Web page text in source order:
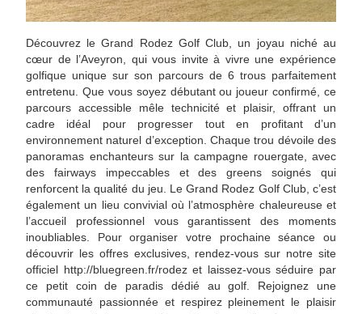
Découvrez le Grand Rodez Golf Club, un joyau niché au
cœur de l’Aveyron, qui vous invite à vivre une expérience
golfique unique sur son parcours de 6 trous parfaitement
entretenu. Que vous soyez débutant ou joueur confirmé, ce
parcours accessible mêle technicité et plaisir, offrant un
cadre idéal pour progresser tout en profitant d’un
environnement naturel d’exception. Chaque trou dévoile des
panoramas enchanteurs sur la campagne rouergate, avec
des fairways impeccables et des greens soignés qui
renforcent la qualité du jeu. Le Grand Rodez Golf Club, c’est
également un lieu convivial où l’atmosphère chaleureuse et
l’accueil professionnel vous garantissent des moments
inoubliables. Pour organiser votre prochaine séance ou
découvrir les offres exclusives, rendez-vous sur notre site
officiel http://bluegreen.fr/rodez et laissez-vous séduire par
ce petit coin de paradis dédié au golf. Rejoignez une
communauté passionnée et respirez pleinement le plaisir